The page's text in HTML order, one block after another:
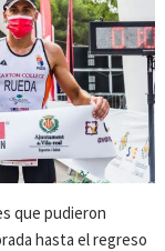
que pudieron
hasta el regreso